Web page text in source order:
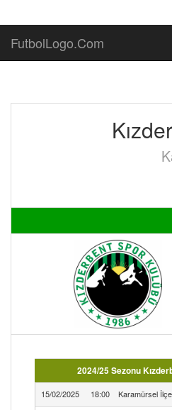
FutbolLogo.Com
2024/25 Sezonu
15/02/2025 18:00 Karamürsel İlçe